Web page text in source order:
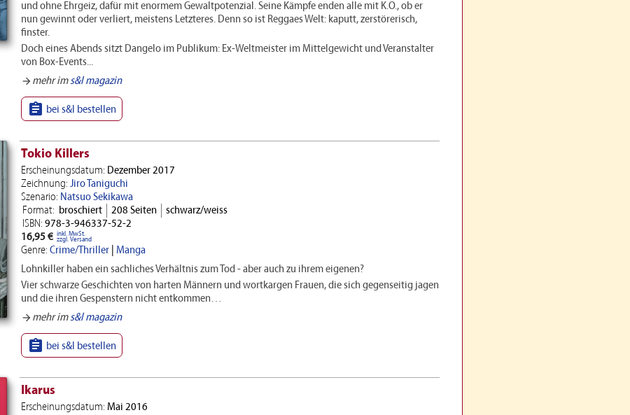
und ohne Ehrgeiz, dafür mit enormem Gewaltpotenzial. Seine Kämpfe enden alle mit K.O., ob er
nun gewinnt oder verliert, meistens Letzteres. Denn so ist Reggaes Welt: kaputt, zerstörerisch,
finster.
Doch eines Abends sitzt Dangelo im Publikum: Ex-Weltmeister im Mittelgewicht und Veranstalter
von Box-Events...
arrow_forward mehr ims&l magazin
 bei s&l bestellen
Tokio Killers
Erscheinungsdatum: Dezember 2017
Zeichnung: Jiro Taniguchi
Szenario: Natsuo Sekikawa
Format: broschiert 208 Seiten
schwarz/weiss
ISBN: 978-3-946337-52-2
16,95 € inkl. MwSt.
zzgl. Versand
Genre: Crime/Thriller
Manga
Lohnkiller haben ein sachliches Verhältnis zum Tod - aber auch zu ihrem eigenen?
Vier schwarze Geschichten von harten Männern und wortkargen Frauen, die sich gegenseitig jagen
und die ihren Gespenstern nicht entkommen…
arrow_forward mehr ims&l magazin
 bei s&l bestellen
Ikarus
Erscheinungsdatum: Mai 2016